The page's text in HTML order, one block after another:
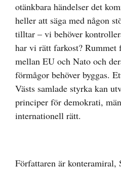
otänkbara händelser det
heller att säga med någon
tilltar – vi behöver
har vi rätt farkost? Rummet
mellan EU och Nato och
förmågor behöver byggas.
Västs samlade styrka kan
principer för demokrati,
internationell rätt.
Författaren är konteramiral,